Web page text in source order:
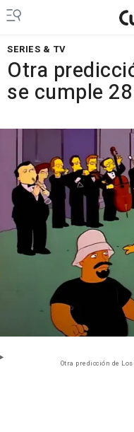
SERIES & TV
Otra
se cumple
Otra predicción de